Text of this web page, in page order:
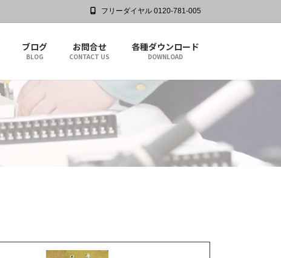
フリーダイヤル 0120-781-005
ブログ
BLOG
お問合せ
CONTACT US
各種ダウンロード
DOWNLOAD